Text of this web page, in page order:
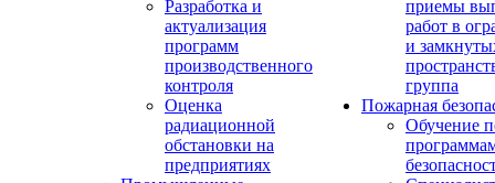
Разработка и
актуализация
программ
производственного
контроля
Оценка
радиационной
обстановки на
предприятиях
приемы
работ в
и
группа
Пожарная
Обучение